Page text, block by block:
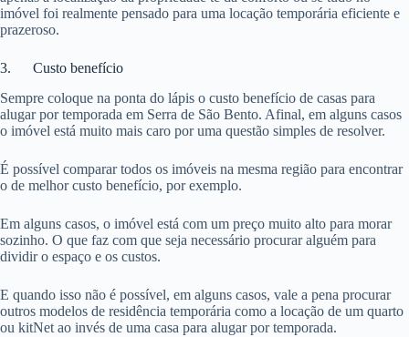
imóvel foi realmente pensado para uma locação temporária eficiente e
prazeroso.
3. Custo benefício
Sempre coloque na ponta do lápis o custo benefício de casas para
alugar por temporada em Serra de São Bento. Afinal, em alguns casos
o imóvel está muito mais caro por uma questão simples de resolver.
É possível comparar todos os imóveis na mesma região para encontrar
o de melhor custo benefício, por exemplo.
Em alguns casos, o imóvel está com um preço muito alto para morar
sozinho. O que faz com que seja necessário procurar alguém para
dividir o espaço e os custos.
E quando isso não é possível, em alguns casos, vale a pena procurar
outros modelos de residência temporária como a locação de um quarto
ou kitNet ao invés de uma casa para alugar por temporada.